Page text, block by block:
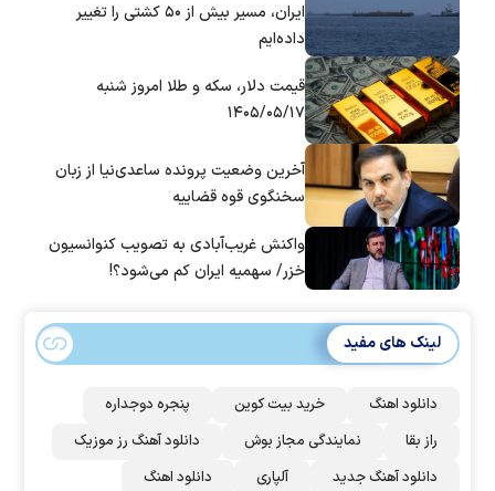
ایران، مسیر بیش از ۵۰ کشتی را تغییر
داده‌ایم
قیمت دلار، سکه و طلا امروز شنبه
۱۴۰۵/۰۵/۱۷
آخرین وضعیت پرونده ساعدی‌نیا از زبان
سخنگوی قوه قضاییه
واکنش غریب‌آبادی به تصویب کنوانسیون
خزر/ سهمیه ایران کم می‌شود؟!
لینک های مفید
دانلود اهنگ خرید بیت کوین
پنجره دوجداره
راز بقا
نمایندگی مجاز بوش
دانلود آهنگ رز‌ موزیک
دانلود آهنگ جدید
آلپاری دانلود اهنگ